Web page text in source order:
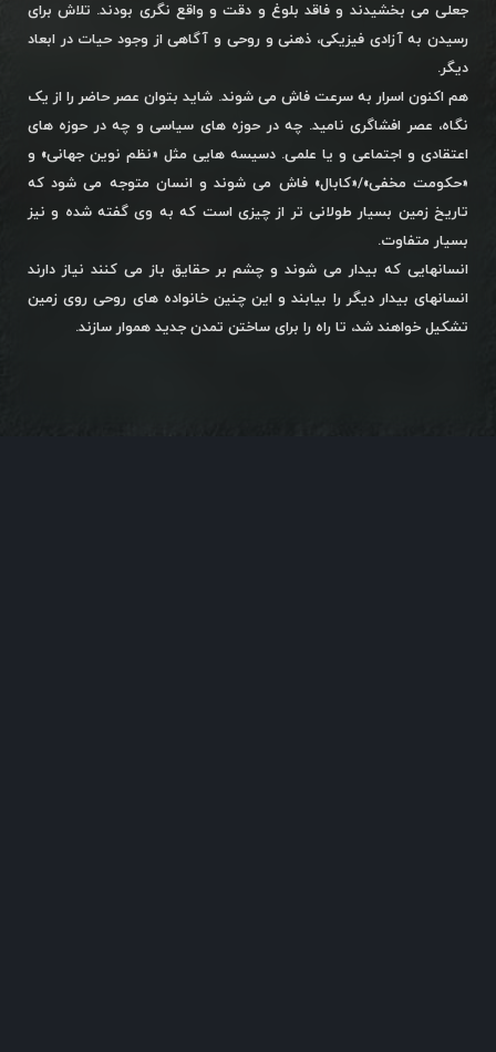
جعلی می بخشیدند و فاقد بلوغ و دقت و واقع نگری بودند. تلاش برای
رسیدن به آزادی فیزیکی، ذهنی و روحی و آگاهی از وجود حیات در ابعاد
دیگر.
هم اکنون اسرار به سرعت فاش می شوند. شاید بتوان عصر حاضر را از یک
نگاه، عصر افشاگری نامید. چه در حوزه های سیاسی و چه در حوزه های
اعتقادی و اجتماعی و یا علمی. دسیسه هایی مثل «نظم نوین جهانی» و
«حکومت مخفی»/«کابال» فاش می شوند و انسان متوجه می شود که
تاریخ زمین بسیار طولانی تر از چیزی است که به وی گفته شده و نیز
بسیار متفاوت.
انسانهایی که بیدار می شوند و چشم بر حقایق باز می کنند نیاز دارند
انسانهای بیدار دیگر را بیابند و این چنین خانواده های روحی روی زمین
تشکیل خواهند شد، تا راه را برای ساختن تمدن جدید هموار سازند.